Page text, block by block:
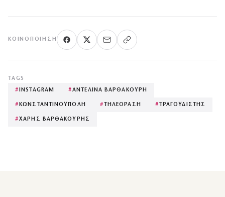
ΚΟΙΝΟΠΟΊΗΣΗ
TAGS
# INSTAGRAM #ΑΝΤΕΛΙΝΑ ΒΑΡΘΑΚΟΥΡΗ
# ΚΩΝΣΤΑΝΤΙΝΟΥΠΟΛΗ # ΤΗΛΕΟΡΑΣΗ # ΤΡΑΓΟΥΔΙΣΤΗΣ
#ΧΑΡΗΣ ΒΑΡΘΑΚΟΥΡΗΣ